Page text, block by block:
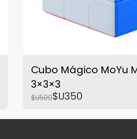
Cubo Mágico MoYu
3×3×3
$U500$U350